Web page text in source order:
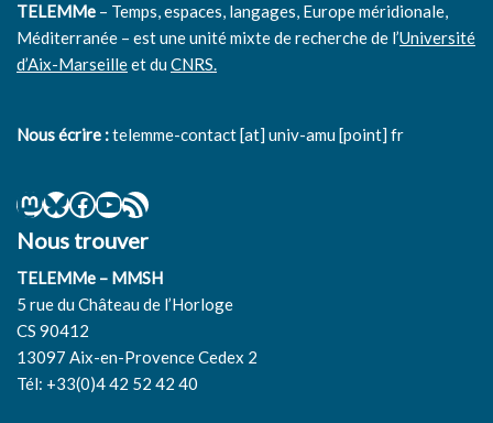
TELEMMe – Temps, espaces, langages, Europe méridionale,
Méditerranée – est une unité mixte de recherche de l’Université
d’Aix-Marseilleet duCNRS.
Nous écrire :telemme-contact [at] univ-amu [point] fr
Nous trouver
TELEMMe – MMSH
5 rue du Château de l’Horloge
CS 90412
13097 Aix-en-Provence Cedex 2
Tél: +33(0)4 42 52 42 40